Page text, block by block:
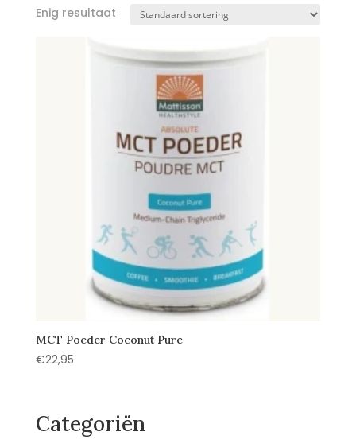
Enig resultaat
MCT Poeder Coconut Pure
€22,95
Categoriën